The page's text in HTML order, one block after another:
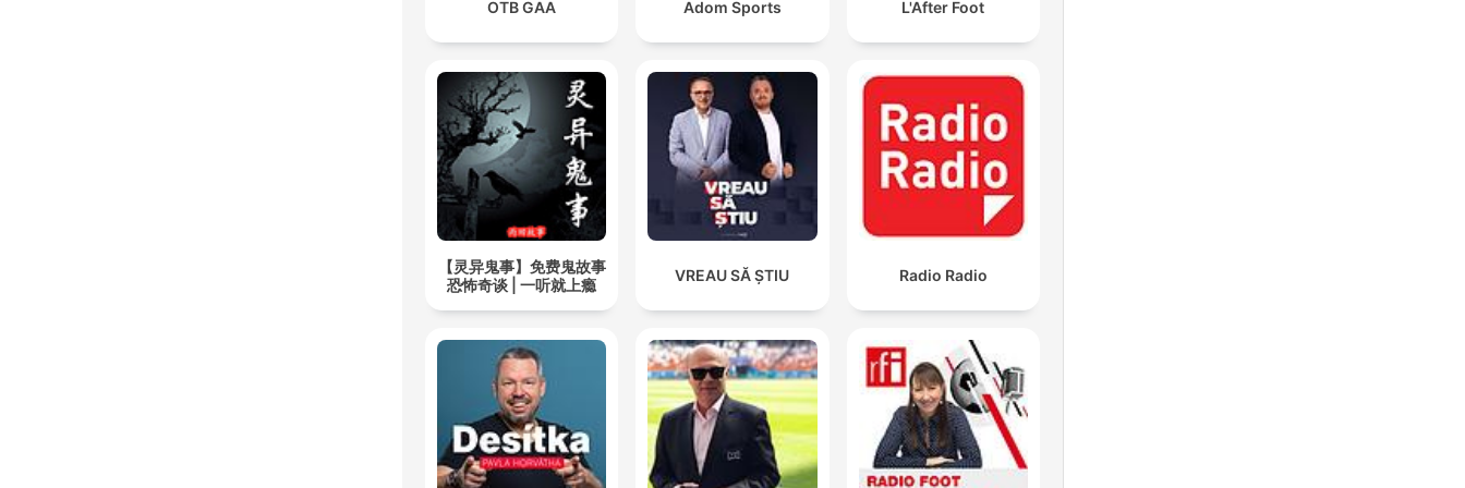
OTB GAA Adom Sports L'After Foot
【灵异鬼事】免费鬼故事
恐怖奇谈 | 一听就上瘾
VREAU SĂ ȘTIU Radio Radio